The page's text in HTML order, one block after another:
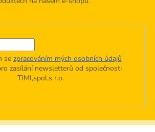
se zpracováním mých osobních údajů
zasílání newsletterů od společnosti
TIMI,spol.s r.o.